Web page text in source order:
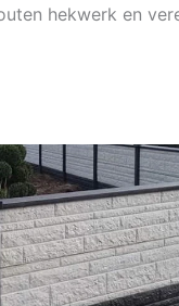
hekwerk en